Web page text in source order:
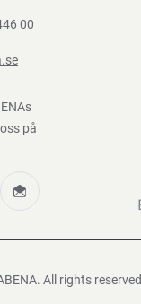
00
på
All rights reserved